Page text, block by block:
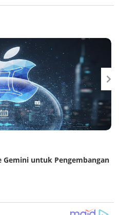
Gemini untuk Pengembangan